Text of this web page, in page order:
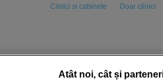
Clinici si cabinete Doar clinici
Atât noi, cât și